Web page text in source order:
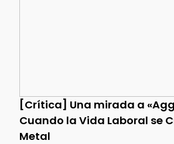
[Crítica] Una mirada a
Cuando la Vida Laboral se
Metal